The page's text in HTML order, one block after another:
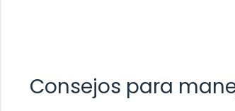
Consejos para